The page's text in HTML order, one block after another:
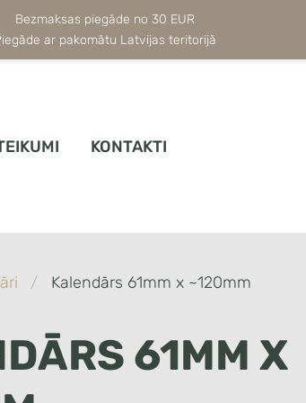
Bezmaksas piegāde no 30 EUR
ar pakomātu Latvijas teritorijā
KONTAKTI
Kalendārs 61mm x ~120mm
61MM X